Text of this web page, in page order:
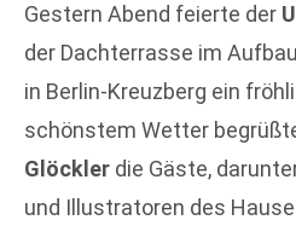
Gestern Abend feierte der
der Dachterrasse im
in Berlin-Kreuzberg ein
schönstem Wetter
Glöckler die Gäste,
und Illustratoren des